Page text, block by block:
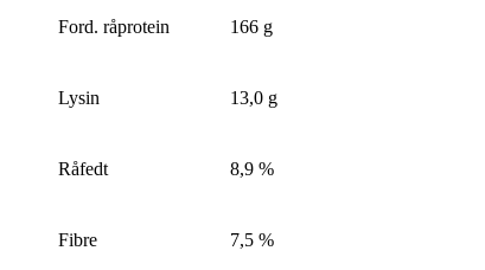
Ford. råprotein 166 g
Lysin 13,0 g
Råfedt 8,9 %
Fibre 7,5 %